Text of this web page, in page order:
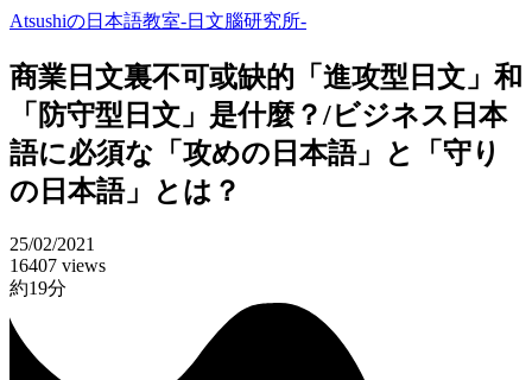
Atsushiの日本語教室-日文腦研究所-
商業日文裏不可或缺的「進攻型日文」和
「防守型日文」是什麼？/ビジネス日本
語に必須な「攻めの日本語」と「守り
の日本語」とは？
25/02/2021
16407 views
約19分